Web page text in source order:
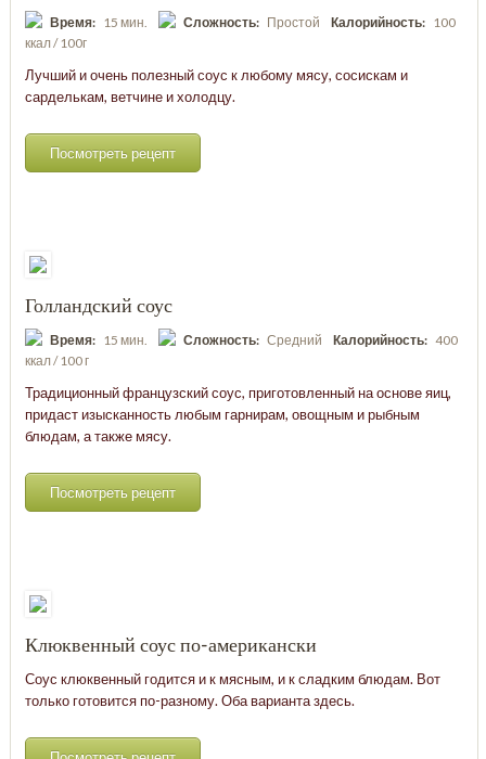
Время: 15 мин. Сложность: Простой Калорийность: 100
ккал / 100г
Лучший и очень полезный соус к любому мясу, сосискам и
сарделькам, ветчине и холодцу.
Посмотреть рецепт
Голландский соус
Время: 15 мин. Сложность: Средний Калорийность: 400
ккал / 100 г
Традиционный французский соус, приготовленный на основе яиц,
придаст изысканность любым гарнирам, овощным и рыбным
блюдам, а также мясу.
Посмотреть рецепт
Клюквенный соус по-американски
Соус клюквенный годится и к мясным, и к сладким блюдам. Вот
только готовится по-разному. Оба варианта здесь.